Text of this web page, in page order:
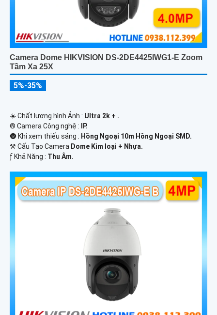
Camera Dome HIKVISION DS-2DE4425IWG1-E Zoom
Tầm Xa 25X
5%-35%
☀️ Chất lượng hình Ảnh : Ultra 2k + .
®️ Camera Công nghệ :
IP.
🌚 Khi xem thiếu sáng : Hồng Ngoại 10m Hồng Ngoại SMD.
⚒ Cấu Tạo Camera Dome Kim loại + Nhựa.
️ƒ Khả Năng : Thu Âm.